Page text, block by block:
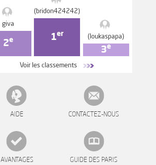
giva
2e
(bridon424242)
1er (loukaspapa)
3e
Voir les classements
AIDE CONTACTEZ-NOUS
AVANTAGES GUIDE DES PARIS